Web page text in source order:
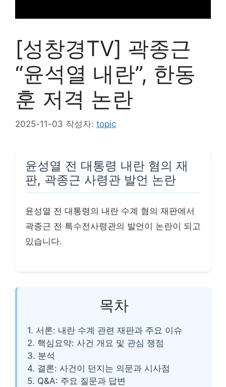
[성창경TV] 곽종근
“윤석열 내란”, 한동
훈 저격 논란
2025-11-03 작성자: topic
윤성열 전 대통령 내란 혐의 재
판, 곽종근 사령관 발언 논란
윤성열 전 대통령의 내란 수계 혐의 재판에서
곽종근 전 특수전사령관의 발언이 논란이 되고
있습니다.
목차
1. 서론: 내란 수계 관련 재판과 주요 이슈
2. 핵심요약: 사건 개요 및 관심 쟁점
3. 분석
4. 결론: 사건이 던지는 의문과 시사점
5. Q&A: 주요 질문과 답변